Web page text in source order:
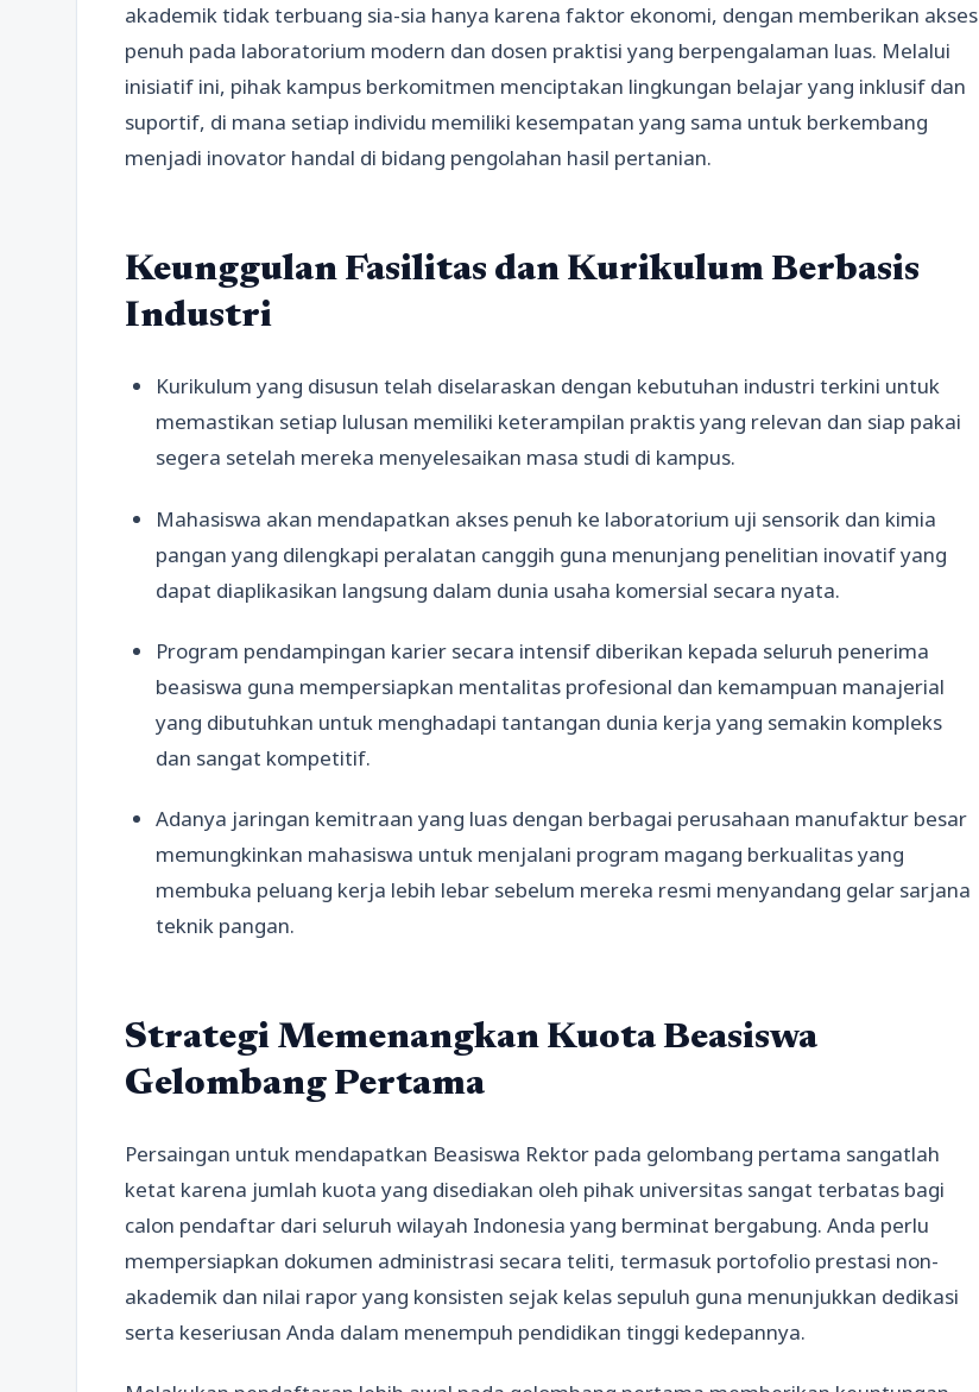
akademik tidak terbuang sia-sia hanya karena faktor ekonomi, dengan memberikan akses
penuh pada laboratorium modern dan dosen praktisi yang berpengalaman luas. Melalui
inisiatif ini, pihak kampus berkomitmen menciptakan lingkungan belajar yang inklusif dan
suportif, di mana setiap individu memiliki kesempatan yang sama untuk berkembang
menjadi inovator handal di bidang pengolahan hasil pertanian.
Keunggulan Fasilitas dan Kurikulum Berbasis
Industri
Kurikulum yang disusun telah diselaraskan dengan kebutuhan industri terkini untuk
memastikan setiap lulusan memiliki keterampilan praktis yang relevan dan siap pakai
segera setelah mereka menyelesaikan masa studi di kampus.
Mahasiswa akan mendapatkan akses penuh ke laboratorium uji sensorik dan kimia
pangan yang dilengkapi peralatan canggih guna menunjang penelitian inovatif yang
dapat diaplikasikan langsung dalam dunia usaha komersial secara nyata.
Program pendampingan karier secara intensif diberikan kepada seluruh penerima
beasiswa guna mempersiapkan mentalitas profesional dan kemampuan manajerial
yang dibutuhkan untuk menghadapi tantangan dunia kerja yang semakin kompleks
dan sangat kompetitif.
Adanya jaringan kemitraan yang luas dengan berbagai perusahaan manufaktur besar
memungkinkan mahasiswa untuk menjalani program magang berkualitas yang
membuka peluang kerja lebih lebar sebelum mereka resmi menyandang gelar sarjana
teknik pangan.
Strategi Memenangkan Kuota Beasiswa
Gelombang Pertama
Persaingan untuk mendapatkan Beasiswa Rektor pada gelombang pertama sangatlah
ketat karena jumlah kuota yang disediakan oleh pihak universitas sangat terbatas bagi
calon pendaftar dari seluruh wilayah Indonesia yang berminat bergabung. Anda perlu
mempersiapkan dokumen administrasi secara teliti, termasuk portofolio prestasi non-
akademik dan nilai rapor yang konsisten sejak kelas sepuluh guna menunjukkan dedikasi
serta keseriusan Anda dalam menempuh pendidikan tinggi kedepannya.